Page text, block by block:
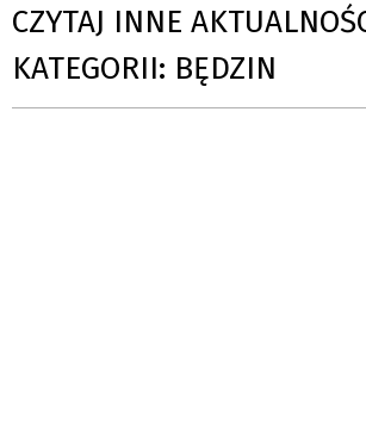
CZYTAJ INNE
KATEGORII: BĘDZIN